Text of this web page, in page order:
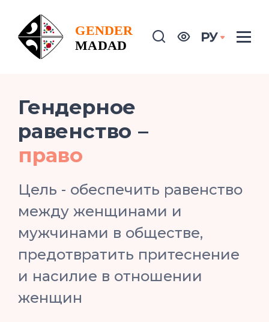
РУ
Гендерное
равенство –
пр
Цель - обеспечить равенство
между женщинами и
мужчинами в обществе,
предотвратить притеснение
и насилие в отношении
женщин